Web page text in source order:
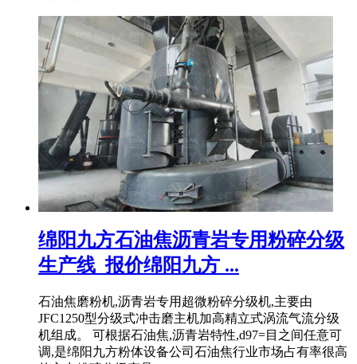
绵阳九方石油焦沥青岩专用粉碎分级
生产线_报价绵阳九方 ...
石油焦磨粉机,沥青岩专用超微粉碎分级机,主要由
JFC1250型分级式冲击磨主机加高精立式涡流气流分级
机组成。 可根据石油焦,沥青岩特性,d97=目之间任意可
调,是绵阳九方粉体设备公司石油焦行业市场占有率很高